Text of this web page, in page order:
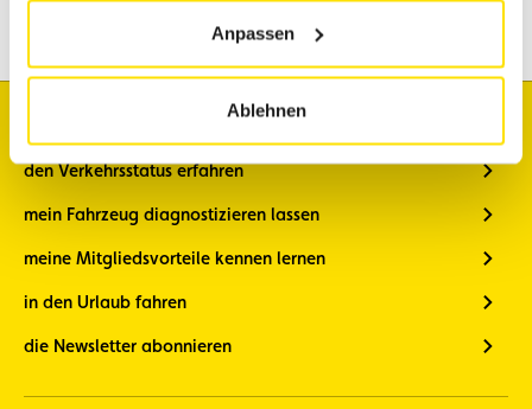
Anpassen
Ablehnen
Freizeitgestaltung
den Verkehrsstatus erfahren
mein Fahrzeug diagnostizieren lassen
meine Mitgliedsvorteile kennen lernen
in den Urlaub fahren
die Newsletter abonnieren